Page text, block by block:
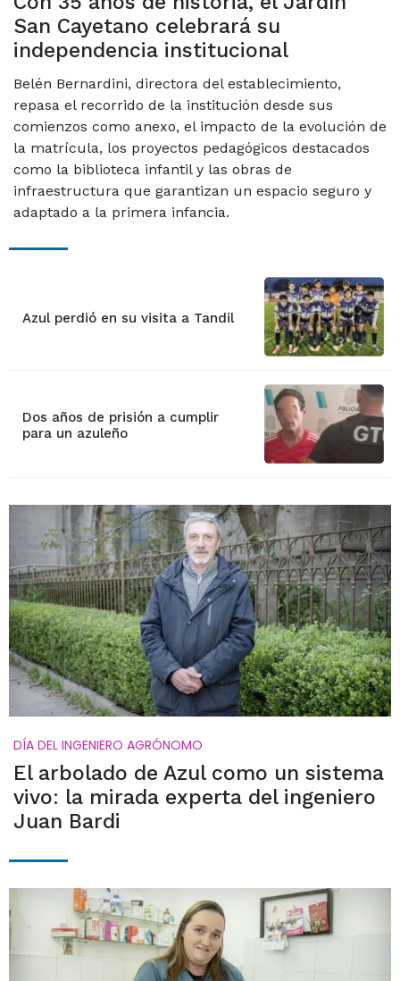
San Cayetano celebrará su
independencia institucional
Belén Bernardini, directora del establecimiento,
repasa el recorrido de la institución desde sus
comienzos como anexo, el impacto de la evolución de
la matrícula, los proyectos pedagógicos destacados
como la biblioteca infantil y las obras de
infraestructura que garantizan un espacio seguro y
adaptado a la primera infancia.
Azul perdió en su visita a Tandil
Dos años de prisión a cumplir
para un azuleño
DÍA DEL INGENIERO AGRÓNOMO
El arbolado de Azul como un sistema
vivo: la mirada experta del ingeniero
Juan Bardi